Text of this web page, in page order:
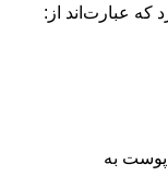
که عبارت‌اند از:
پوست به